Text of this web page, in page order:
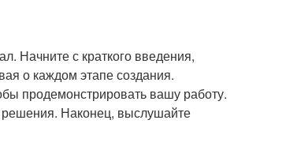
Начните с краткого введения,
о каждом этапе создания.
продемонстрировать вашу работу.
Наконец, выслушайте